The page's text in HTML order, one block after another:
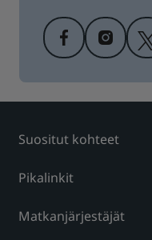
Suositut kohteet
Pikalinkit
Matkanjärjestäjät